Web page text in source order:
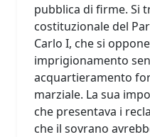
pubblica di firme. Si
costituzionale del
Carlo I, che si
imprigionamento
acquartieramento
marziale. La sua
che presentava i
che il sovrano